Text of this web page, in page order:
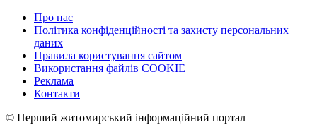
Про нас
Політика конфіденційності та захисту персональних
даних
Правила користування сайтом
Використання файлів COOKIE
Реклама
Контакти
© Перший житомирський інформаційний портал